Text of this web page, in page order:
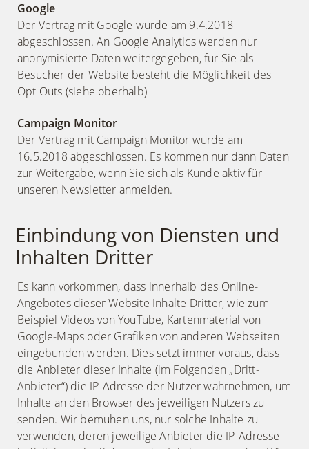
Google
Der Vertrag mit Google wurde am 9.4.2018
abgeschlossen. An Google Analytics werden nur
anonymisierte Daten weitergegeben, für Sie als
Besucher der Website besteht die Möglichkeit des
Opt Outs (siehe oberhalb)
Campaign Monitor
Der Vertrag mit Campaign Monitor wurde am
16.5.2018 abgeschlossen. Es kommen nur dann Daten
zur Weitergabe, wenn Sie sich als Kunde aktiv für
unseren Newsletter anmelden.
Einbindung von Diensten und
Inhalten Dritter
Es kann vorkommen, dass innerhalb des Online-
Angebotes dieser Website Inhalte Dritter, wie zum
Beispiel Videos von YouTube, Kartenmaterial von
Google-Maps oder Grafiken von anderen Webseiten
eingebunden werden. Dies setzt immer voraus, dass
die Anbieter dieser Inhalte (im Folgenden „Dritt-
Anbieter“) die IP-Adresse der Nutzer wahrnehmen, um
Inhalte an den Browser des jeweiligen Nutzers zu
senden. Wir bemühen uns, nur solche Inhalte zu
verwenden, deren jeweilige Anbieter die IP-Adresse